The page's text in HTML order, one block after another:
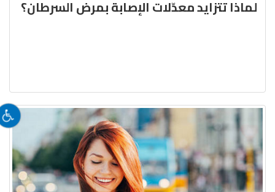
لماذا تتزايد معدّلات الإصابة بمرض السرطان؟